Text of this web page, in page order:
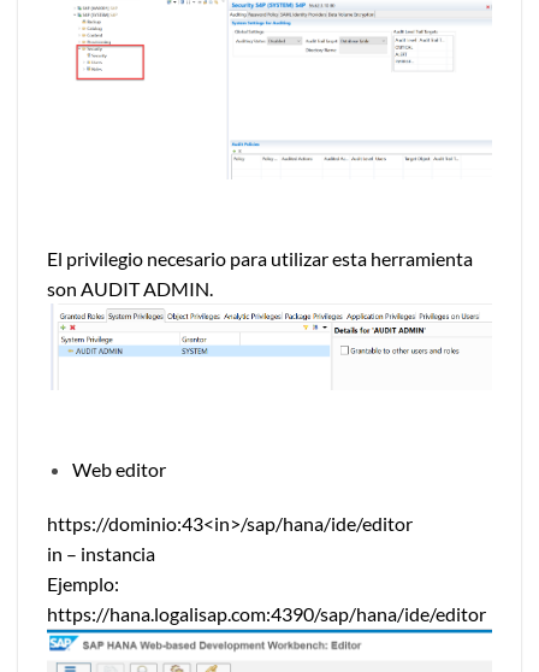
El privilegio necesario para utilizar esta herramienta
son AUDIT ADMIN.
Web editor
https://dominio:43<in>/sap/hana/ide/editor
in – instancia
Ejemplo:
https://hana.logalisap.com:4390/sap/hana/ide/editor